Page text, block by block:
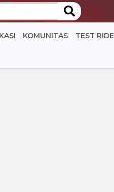
KOMUNITAS TEST RIDE